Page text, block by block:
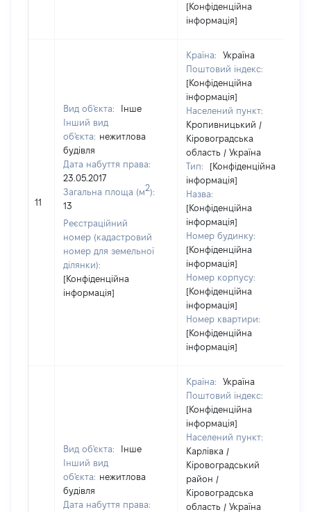
[Конфіденційна
інформація]
11
Вид об'єкта:
Інше
Інший вид
об'єкта: нежитлова
будівля
Дата набуття права:
23.05.2017
Загальна площа (м2):
13
Реєстраційний
номер (кадастровий
номер для земельної
ділянки):
[Конфіденційна
інформація]
Країна:
Україна
Поштовий індекс:
[Конфіденційна
інформація]
Населений пункт:
Кропивницький /
Кіровоградська
область / Україна
Тип:
[Конфіденційна
інформація]
Назва:
[Конфіденційна
інформація]
Номер будинку:
[Конфіденційна
інформація]
Номер корпусу:
[Конфіденційна
інформація]
Номер квартири:
[Конфіденційна
інформація]
Вид об'єкта:
Інше
Інший вид
об'єкта: нежитлова
будівля
Дата набуття права:
Країна:
Україна
Поштовий індекс:
[Конфіденційна
інформація]
Населений пункт:
Карлівка /
Кіровоградський
район /
Кіровоградська
область / Україна